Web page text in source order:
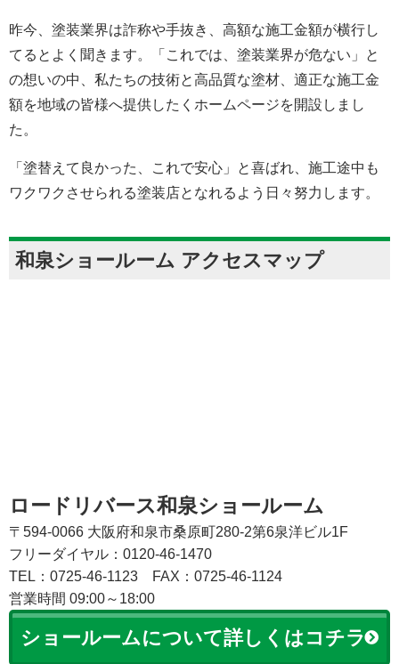
昨今、塗装業界は詐称や手抜き、高額な施工金額が横行し
てるとよく聞きます。「これでは、塗装業界が危ない」と
の想いの中、私たちの技術と高品質な塗材、適正な施工金
額を地域の皆様へ提供したくホームページを開設しまし
た。
「塗替えて良かった、これで安心」と喜ばれ、施工途中も
ワクワクさせられる塗装店となれるよう日々努力します。
和泉ショールーム アクセスマップ
ロードリバース和泉ショールーム
〒594-0066 大阪府和泉市桑原町280-2第6泉洋ビル1F
フリーダイヤル：0120-46-1470
TEL：0725-46-1123
FAX：0725-46-1124
営業時間 09:00～18:00
ショールームについて詳しくはコチラ